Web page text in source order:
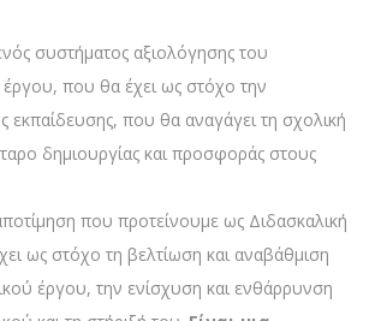
συστήματος αξιολόγησης του
έργου, που θα έχει ως στόχο την
εκπαίδευσης, που θα αναγάγει τη σχολική
δημιουργίας και προσφοράς στους
που προτείνουμε ως Διδασκαλική
ως στόχο τη βελτίωση και αναβάθμιση
έργου, την ενίσχυση και ενθάρρυνση